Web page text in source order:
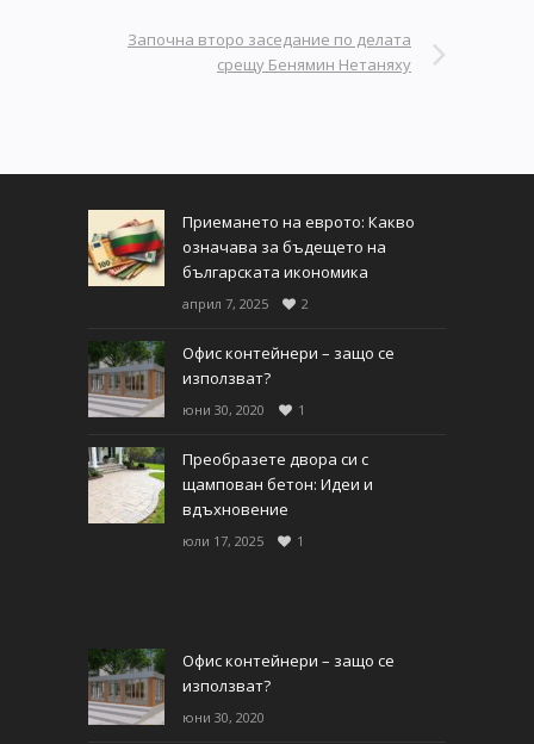
Започна второ заседание по делата
срещу Бенямин Нетаняху
Приемането на еврото: Какво
означава за бъдещето на
българската икономика
април 7, 2025 2
Офис контейнери – защо се
използват?
юни 30, 2020 1
Преобразете двора си с
щампован бетон: Идеи и
вдъхновение
юли 17, 2025 1
Офис контейнери – защо се
използват?
юни 30, 2020